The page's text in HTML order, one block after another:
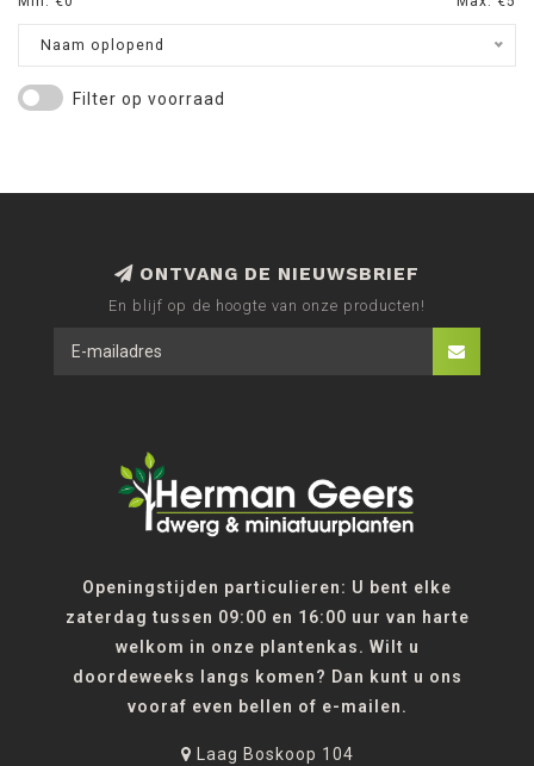
Naam oplopend
Filter op voorraad
ONTVANG DE NIEUWSBRIEF
En blijf op de hoogte van onze producten!
Openingstijden particulieren: U bent elke
zaterdag tussen 09:00 en 16:00 uur van harte
welkom in onze plantenkas. Wilt u
doordeweeks langs komen? Dan kunt u ons
vooraf even bellen of e-mailen.
Laag Boskoop 104